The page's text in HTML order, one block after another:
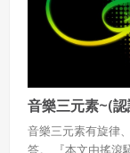
音樂三元素~(
音樂三元素有旋律
答。 『本文由搖滾